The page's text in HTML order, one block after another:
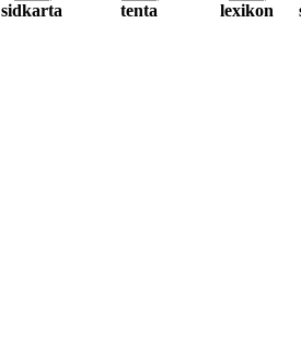
sidkarta tenta lexikon